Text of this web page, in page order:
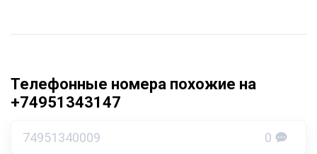
Телефонные номера похожие на
+74951343147
74951340009 0